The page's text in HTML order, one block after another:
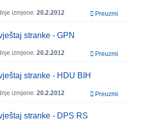
izmjene: 20.2.2012 Preuzmi
stranke - GPN
izmjene: 20.2.2012 Preuzmi
stranke - HDU BIH
izmjene: 20.2.2012 Preuzmi
stranke - DPS RS